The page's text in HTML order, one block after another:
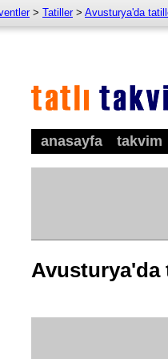
anasayfa takvim
> Tatiller> Avusturya'da
Avusturya'da